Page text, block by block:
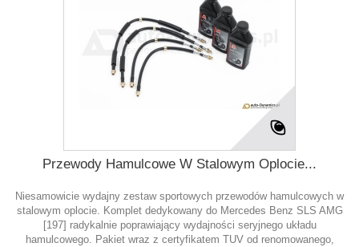
Przewody Hamulcowe W Stalowym Oplocie...
Niesamowicie wydajny zestaw sportowych przewodów hamulcowych w
stalowym oplocie. Komplet dedykowany do Mercedes Benz SLS AMG
[197] radykalnie poprawiający wydajności seryjnego układu
hamulcowego. Pakiet wraz z certyfikatem TUV od renomowanego,